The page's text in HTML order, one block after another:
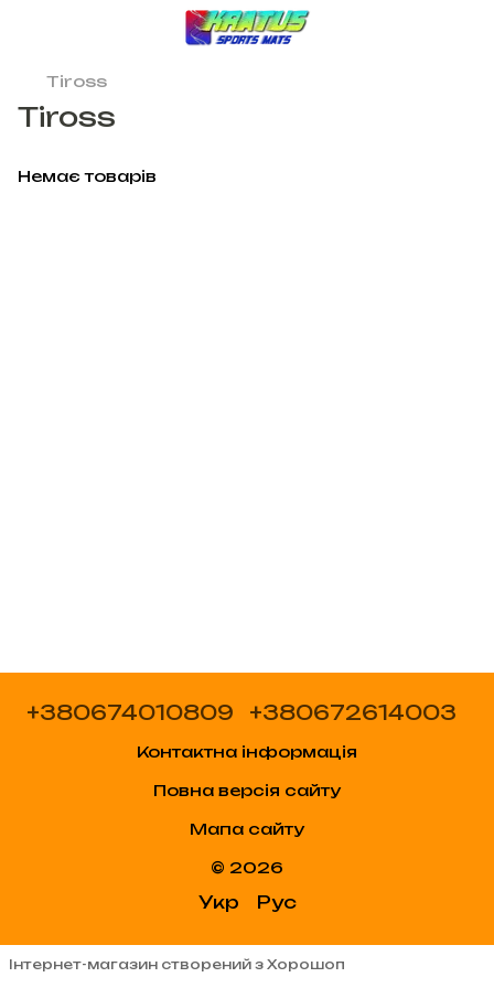
Tiross
Tiross
Немає товарів
+380674010809 +380672614003
Контактна інформація
Повна версія сайту
Мапа сайту
© 2026
Укр Рус
Інтернет-магазин створений з Хорошоп